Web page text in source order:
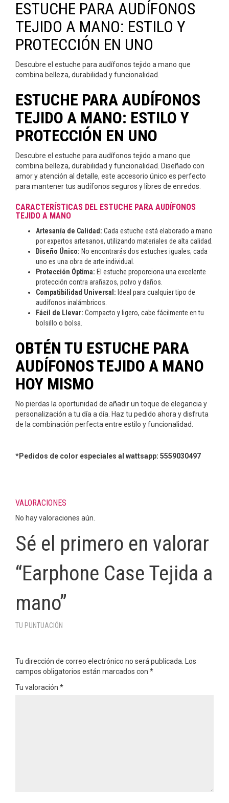
ESTUCHE PARA AUDÍFONOS
TEJIDO A MANO: ESTILO Y
PROTECCIÓN EN UNO
Descubre el estuche para audífonos tejido a mano que
combina belleza, durabilidad y funcionalidad.
ESTUCHE PARA AUDÍFONOS
TEJIDO A MANO: ESTILO Y
PROTECCIÓN EN UNO
Descubre el estuche para audífonos tejido a mano que
combina belleza, durabilidad y funcionalidad. Diseñado con
amor y atención al detalle, este accesorio único es perfecto
para mantener tus audífonos seguros y libres de enredos.
CARACTERÍSTICAS DEL ESTUCHE PARA AUDÍFONOS
TEJIDO A MANO
Artesanía de Calidad: Cada estuche está elaborado a mano
por expertos artesanos, utilizando materiales de alta calidad.
Diseño Único: No encontrarás dos estuches iguales; cada
uno es una obra de arte individual.
Protección Óptima: El estuche proporciona una excelente
protección contra arañazos, polvo y daños.
Compatibilidad Universal: Ideal para cualquier tipo de
audífonos inalámbricos.
Fácil de Llevar: Compacto y ligero, cabe fácilmente en tu
bolsillo o bolsa.
OBTÉN TU ESTUCHE PARA
AUDÍFONOS TEJIDO A MANO
HOY MISMO
No pierdas la oportunidad de añadir un toque de elegancia y
personalización a tu día a día. Haz tu pedido ahora y disfruta
de la combinación perfecta entre estilo y funcionalidad.
*Pedidos de color especiales al wattsapp: 5559030497
VALORACIONES
No hay valoraciones aún.
Sé el primero en valorar
“Earphone Case Tejida a
mano”
Tu dirección de correo electrónico no será publicada. Los
campos obligatorios están marcados con *
TU PUNTUACIÓN
Tu valoración *